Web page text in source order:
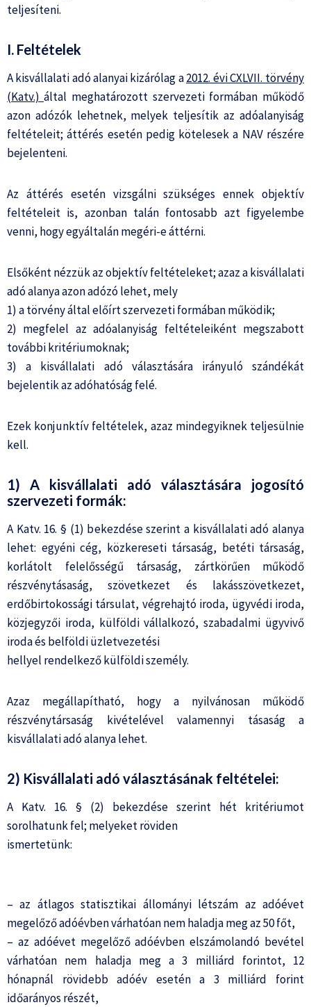
teljesíteni.
I. Feltételek
A kisvállalati adó alanyai kizárólag a2012. évi CXLVII. törvény
(Katv.) által meghatározott szervezeti formában működő
azon adózók lehetnek, melyek teljesítik az adóalanyiság
feltételeit; áttérés esetén pedig kötelesek a NAV részére
bejelenteni.
Az áttérés esetén vizsgálni szükséges ennek objektív
feltételeit is, azonban talán fontosabb azt figyelembe
venni, hogy egyáltalán megéri-e áttérni.
Elsőként nézzük az objektív feltételeket; azaz a kisvállalati
adó alanya azon adózó lehet, mely
1) a törvény által előírt szervezeti formában működik;
2) megfelel az adóalanyiság feltételeiként megszabott
további kritériumoknak;
3) a kisvállalati adó választására irányuló szándékát
bejelentik az adóhatóság felé.
Ezek konjunktív feltételek, azaz mindegyiknek teljesülnie
kell.
1) A kisvállalati adó választására jogosító
szervezeti formák:
A Katv. 16. § (1) bekezdése szerint a kisvállalati adó alanya
lehet: egyéni cég, közkereseti társaság, betéti társaság,
korlátolt felelősségű társaság, zártkörűen működő
részvénytásaság, szövetkezet és lakásszövetkezet,
erdőbirtokossági társulat, végrehajtó iroda, ügyvédi iroda,
közjegyzői iroda, külföldi vállalkozó, szabadalmi ügyvivő
iroda és belföldi üzletvezetési
hellyel rendelkező külföldi személy.
Azaz megállapítható, hogy a nyilvánosan működő
részvénytársaság kivételével valamennyi tásaság a
kisvállalati adó alanya lehet.
2) Kisvállalati adó választásának feltételei:
A Katv. 16. § (2) bekezdése szerint hét kritériumot
sorolhatunk fel; melyeket röviden
ismertetünk:
– az átlagos statisztikai állományi létszám az adóévet
megelőző adóévben várhatóan nem haladja meg az 50 főt,
– az adóévet megelőző adóévben elszámolandó bevétel
várhatóan nem haladja meg a 3 milliárd forintot, 12
hónapnál rövidebb adóév esetén a 3 milliárd forint
időarányos részét,